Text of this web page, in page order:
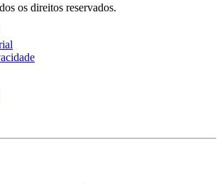
os direitos reservados.